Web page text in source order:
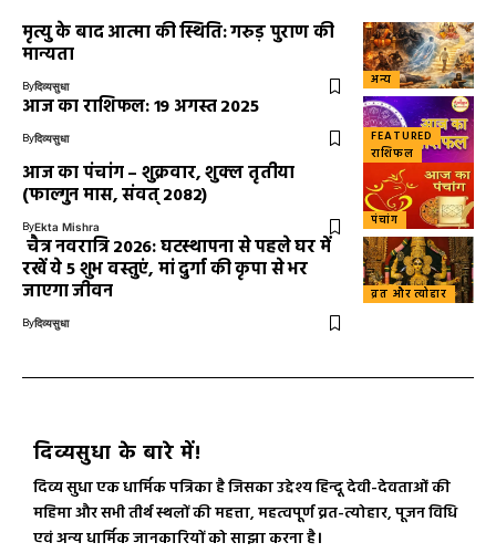
अन्य
मृत्यु के बाद आत्मा की स्थिति: गरुड़ पुराण की
मान्यता
Byदिव्यसुधा
FEATURED
राशिफल
आज का राशिफल: 19 अगस्त 2025
Byदिव्यसुधा
पंचांग
आज का पंचांग – शुक्रवार, शुक्ल तृतीया
(फाल्गुन मास, संवत् 2082)
ByEkta Mishra
व्रत और त्योहार
चैत्र नवरात्रि 2026: घटस्थापना से पहले घर में
रखें ये 5 शुभ वस्तुएं, मां दुर्गा की कृपा से भर
जाएगा जीवन
Byदिव्यसुधा
दिव्यसुधा के बारे में!
दिव्य सुधा एक धार्मिक पत्रिका है जिसका उद्देश्य हिन्दू देवी-देवताओं की
महिमा और सभी तीर्थ स्थलों की महत्ता, महत्वपूर्ण व्रत-त्योहार, पूजन विधि
एवं अन्य धार्मिक जानकारियों को साझा करना है।